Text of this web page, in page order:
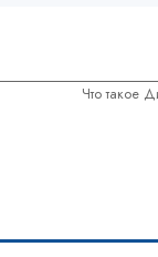
Что такое